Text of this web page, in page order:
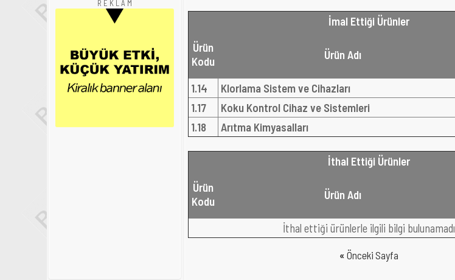
R E K L A M
İmal Ettiği Ürünler
Ürün
Kodu
Ürün Adı
1.14
Klorlama Sistem ve Cihazları
1.17
Koku Kontrol Cihaz ve Sistemleri
1.18
Arıtma Kimyasalları
İthal Ettiği Ürünler
Ürün
Kodu
Ürün Adı
İthal ettiği ürünlerle ilgili bilgi bulunamadı
« Önceki Sayfa